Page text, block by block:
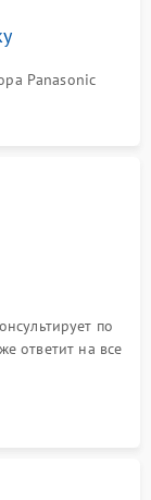
Panasonic
по
ответит на все